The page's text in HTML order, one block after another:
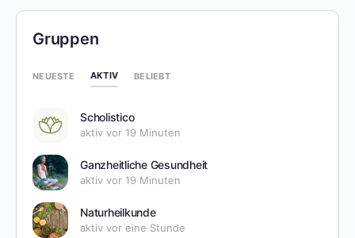
Gruppen
NEUESTE AKTIV BELIEBT
Scholistico
aktiv vor 19 Minuten
Ganzheitliche Gesundheit
aktiv vor 19 Minuten
Naturheilkunde
aktiv vor eine Stunde